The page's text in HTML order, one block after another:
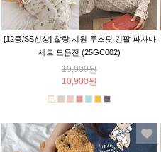
[12종/SS신상] 찰랑 시원 루즈핏 긴팔 파자마
세트 모음전 (25GC002)
19,900원
10,900원